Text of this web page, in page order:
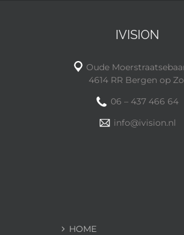
IVISION
Oude
4614 RR Bergen op
06 – 437 466 64
info@ivision.nl
HOME